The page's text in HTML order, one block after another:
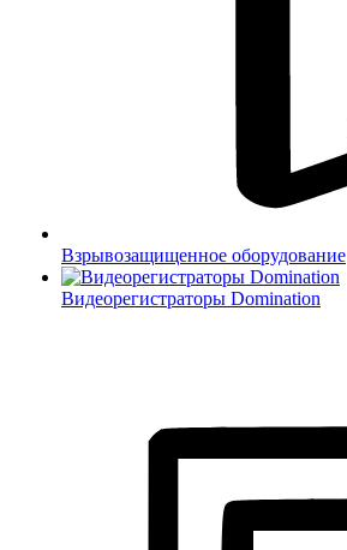
Взрывозащищенное оборудование
Видеорегистраторы Domination